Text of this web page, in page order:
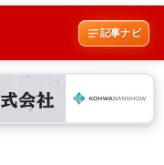
記事ナビ